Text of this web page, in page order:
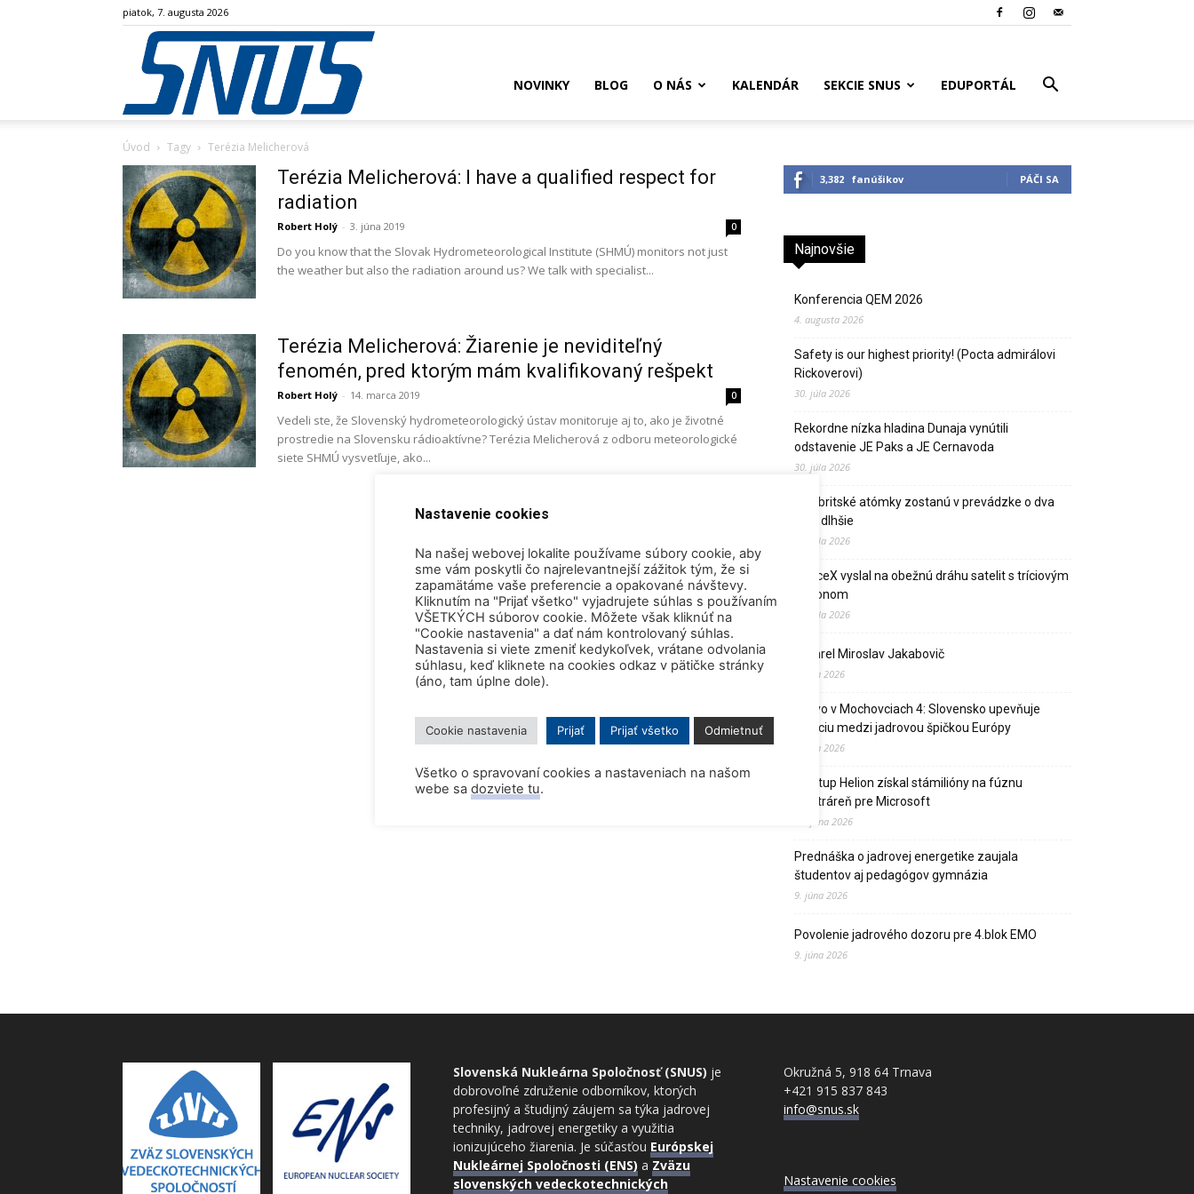
piatok, 7. augusta 2026
NOVINKY BLOG O NÁS KALENDÁR SEKCIE SNUS EDUPORTÁL
Úvod Tagy Terézia Melicherová
Terézia Melicherová: I have a qualified respect for
radiation
Robert Holý - 3. júna 2019 0
Do you know that the Slovak Hydrometeorological Institute (SHMÚ) monitors not just
the weather but also the radiation around us? We talk with specialist...
Terézia Melicherová: Žiarenie je neviditeľný
fenomén, pred ktorým mám kvalifikovaný rešpekt
Robert Holý - 14. marca 2019 0
Vedeli ste, že Slovenský hydrometeorologický ústav monitoruje aj to, ako je životné
prostredie na Slovensku rádioaktívne? Terézia Melicherová z odboru meteorologické
siete SHMÚ vysvetľuje, ako...
3,382 fanúšikov PÁČI SA
Najnovšie
Konferencia QEM 2026
4. augusta 2026
Safety is our highest priority! (Pocta admirálovi
Rickoverovi)
30. júla 2026
Rekordne nízka hladina Dunaja vynútili
odstavenie JE Paks a JE Cernavoda
30. júla 2026
Dve britské atómky zostanú v prevádzke o dva
roky dlhšie
27. júla 2026
SpaceX vyslal na obežnú dráhu satelit s tríciovým
pohonom
13. júla 2026
Zomrel Miroslav Jakabovič
2. júla 2026
Palivo v Mochovciach 4: Slovensko upevňuje
pozíciu medzi jadrovou špičkou Európy
2. júla 2026
Startup Helion získal stámilióny na fúznu
elektráreň pre Microsoft
15. júna 2026
Prednáška o jadrovej energetike zaujala
študentov aj pedagógov gymnázia
9. júna 2026
Povolenie jadrového dozoru pre 4.blok EMO
9. júna 2026
Slovenská Nukleárna Spoločnosť (SNUS) je
dobrovoľné združenie odborníkov, ktorých
profesijný a študijný záujem sa týka jadrovej
techniky, jadrovej energetiky a využitia
ionizujúceho žiarenia. Je súčasťou Európskej
Nukleárnej Spoločnosti (ENS) a Zväzu
slovenských vedeckotechnických
Okružná 5, 918 64 Trnava
+421 915 837 843
info@snus.sk
Nastavenie cookies
Nastavenie cookies
Na našej webovej lokalite používame súbory cookie, aby
sme vám poskytli čo najrelevantnejší zážitok tým, že si
zapamätáme vaše preferencie a opakované návštevy.
Kliknutím na "Prijať všetko" vyjadrujete súhlas s používaním
VŠETKÝCH súborov cookie. Môžete však kliknúť na
"Cookie nastavenia" a dať nám kontrolovaný súhlas.
Nastavenia si viete zmeniť kedykoľvek, vrátane odvolania
súhlasu, keď kliknete na cookies odkaz v pätičke stránky
(áno, tam úplne dole).
Cookie nastavenia Prijať Prijať všetko Odmietnuť
Všetko o spravovaní cookies a nastaveniach na našom
webe sa dozviete tu.